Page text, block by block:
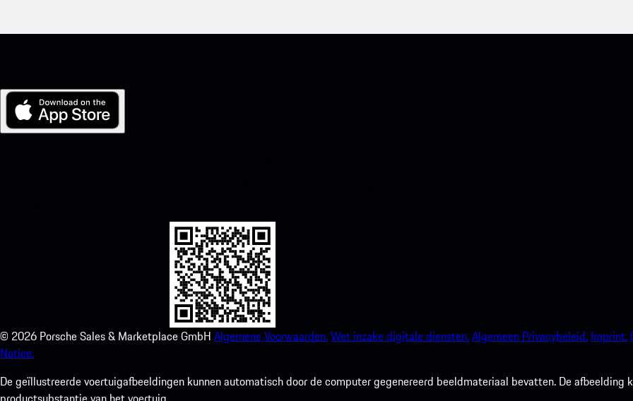
© 2026 Porsche Sales & Marketplace GmbH Algemene Voorwaarden.Wet inzake digitale diensten.Algemeen Privacybeleid. Imprint.
Notice.
De geïllustreerde voertuigafbeeldingen kunnen automatisch door de computer gegenereerd beeldmateriaal bevatten. De